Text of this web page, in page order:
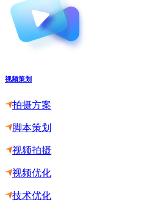
视频策划
拍摄方案
脚本策划
视频拍摄
视频优化
技术优化